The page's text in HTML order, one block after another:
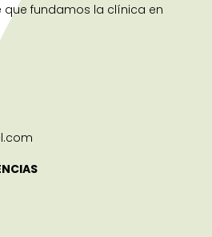
que fundamos la clínica en